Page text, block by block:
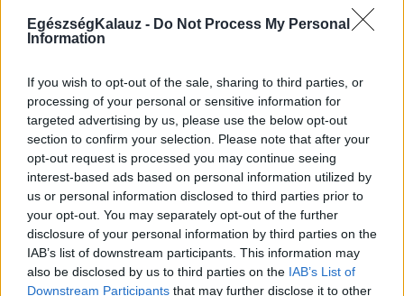
EgészségKalauz - Do Not Process My Personal
Information
If you wish to opt-out of the sale, sharing to third parties, or
processing of your personal or sensitive information for
targeted advertising by us, please use the below opt-out
section to confirm your selection. Please note that after your
opt-out request is processed you may continue seeing
interest-based ads based on personal information utilized by
us or personal information disclosed to third parties prior to
your opt-out. You may separately opt-out of the further
disclosure of your personal information by third parties on the
IAB’s list of downstream participants. This information may
also be disclosed by us to third parties on the IAB’s List of
Downstream Participants that may further disclose it to other
Mammográfia
EKG
Kezelés
Aranyér kezelése
Kemoterápia
Szürkehályog műtét
Vízszerű hasmenés
Afta kezelése
Dagadt boka kezelése
Napallergia kezelése
Fülgyulladás kezelése
Összes Kezelés
Életmódváltás
Kutatás